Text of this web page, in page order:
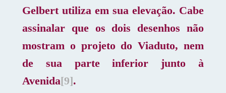
Gelbert utiliza em sua elevação. Cabe
assinalar que os dois desenhos não
mostram o projeto do Viaduto, nem
de sua parte inferior junto à
Avenida[9].